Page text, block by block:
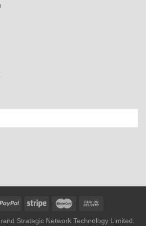
Strategic Network Technology Limited.